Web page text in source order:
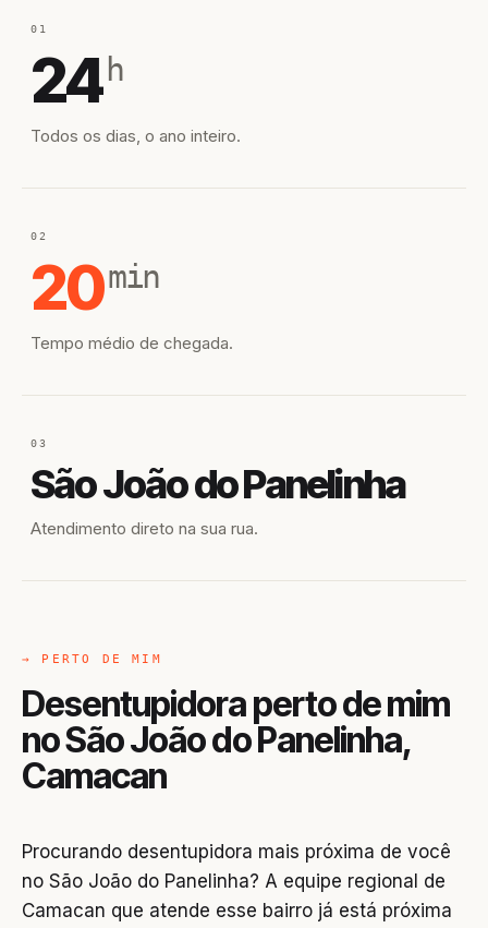
01
24 h
Todos os dias, o ano inteiro.
02
20min
Tempo médio de chegada.
03
São João do Panelinha
Atendimento direto na sua rua.
→ PERTO DE MIM
Desentupidora perto de mim
no São João do Panelinha,
Camacan
Procurando desentupidora mais próxima de você
no São João do Panelinha? A equipe regional de
Camacan que atende esse bairro já está próxima